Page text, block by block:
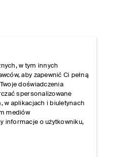
w tym innych
aby zapewnić Ci pełną
doświadczenia
spersonalizowane
w aplikacjach i biuletynach
mediów
informacje o użytkowniku,